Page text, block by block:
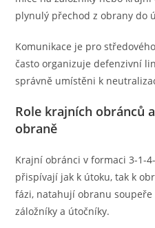
plynulý přechod z obrany do
Komunikace je pro
často organizuje defenzivní
správně umístěni k
Role krajních obránců
obraně
Krajní obránci v formaci 3-1-
přispívají jak k útoku, tak k
fázi, natahují obranu
záložníky a útočníky.